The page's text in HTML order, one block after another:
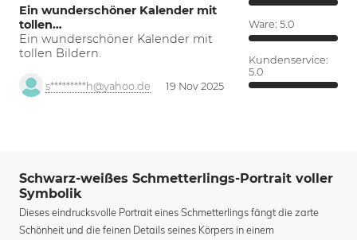
Ein wunderschöner Kalender mit
tollen…
Ein wunderschöner Kalender mit
tollen Bildern.
s*********h@yahoo.de 19 Nov 2025
Ware: 5.0
Kundenservice:
5.0
Schwarz-weißes Schmetterlings-Portrait voller
Symbolik
Dieses eindrucksvolle Portrait eines Schmetterlings fängt die zarte
Schönheit und die feinen Details seines Körpers in einem